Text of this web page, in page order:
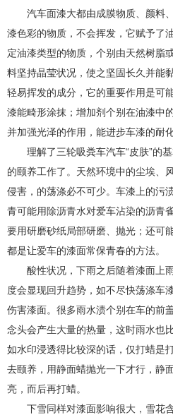
汽车面漆大都由成膜物质、颜料
漆色彩的物质，不会挥发，它赋予了
定油漆类型的物质，个别由天然树脂
料坚持晶莹状况，使之坚固长久并能
轻易挥发的成分，它的重要作用是可
漆能畸形涂抹；增加剂个别在油漆中
并加强光泽的作用，能进步车漆的耐
理解了三轮吸粪车汽车“皮肤”的
的颐养工作了。天然环境中的尘埃、
侵害，的荡涤必不可少。车漆上的污
青可能用除沥青水对爱车沾染的沥青
要用研磨砂纸局部研磨、抛光；还可
都是让爱车的漆面常保青春的方法。
酸性状况，下雨之后随着漆面上
度会显现回升趋势，如不尽快荡涤车
伤害漆面。很多雨水渍个别在车的前
念头会产生大量的热量，这时雨水也
如水印浸透得比较深的话，仅打蜡是
去颐养，用静面蜡抛光一下才行，静
亮，而后再打蜡。
下雪同样对漆面影响很大，雪花